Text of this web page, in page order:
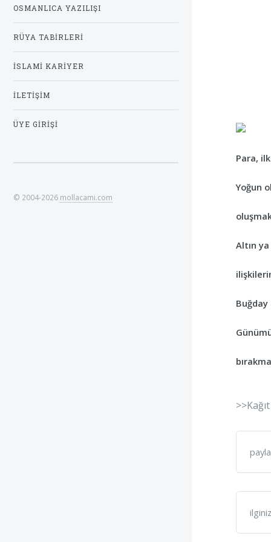
Para,
Yoğun
Altın
OSMANLICA YAZILIŞI
RÜYA TABIRLERI
İSLAMI KARIYER
İLETIŞIM
ÜYE GIRIŞI
© 2004-2026 mollacami.com